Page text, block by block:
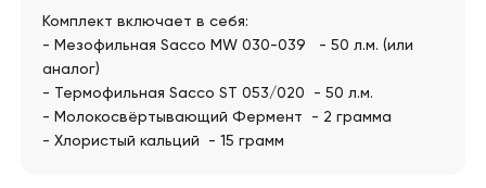
Комплект включает в себя:
- Мезофильная Sacco MW 030-039 - 50 л.м. (или
аналог)
- Термофильная Sacco ST 053/020 - 50 л.м.
- Молокосвёртывающий Фермент - 2 грамма
- Хлористый кальций - 15 грамм